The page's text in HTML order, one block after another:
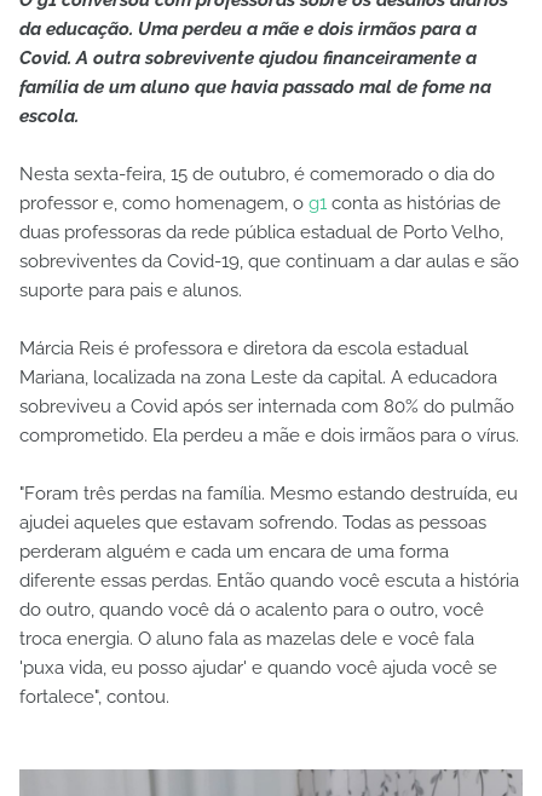
da educação. Uma perdeu a mãe e dois irmãos para a
Covid. A outra sobrevivente ajudou financeiramente a
família de um aluno que havia passado mal de fome na
escola.
Nesta sexta-feira, 15 de outubro, é comemorado o dia do
professor e, como homenagem, o g1 conta as histórias de
duas professoras da rede pública estadual de Porto Velho,
sobreviventes da Covid-19, que continuam a dar aulas e são
suporte para pais e alunos.
Márcia Reis é professora e diretora da escola estadual
Mariana, localizada na zona Leste da capital. A educadora
sobreviveu a Covid após ser internada com 80% do pulmão
comprometido. Ela perdeu a mãe e dois irmãos para o vírus.
"Foram três perdas na família. Mesmo estando destruída, eu
ajudei aqueles que estavam sofrendo. Todas as pessoas
perderam alguém e cada um encara de uma forma
diferente essas perdas. Então quando você escuta a história
do outro, quando você dá o acalento para o outro, você
troca energia. O aluno fala as mazelas dele e você fala
'puxa vida, eu posso ajudar' e quando você ajuda você se
fortalece", contou.